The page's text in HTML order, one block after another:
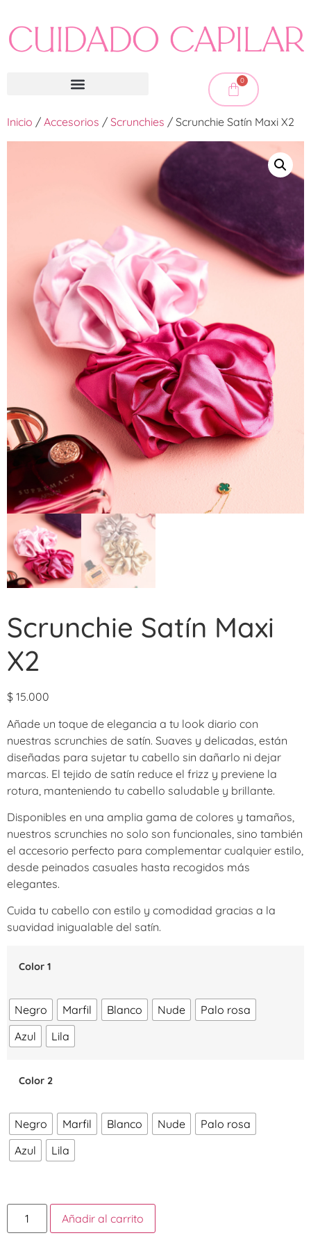
0
Inicio / Accesorios / Scrunchies / Scrunchie Satín Maxi X2
Scrunchie Satín Maxi
X2
$ 15.000
Añade un toque de elegancia a tu look diario con
nuestras scrunchies de satín. Suaves y delicadas, están
diseñadas para sujetar tu cabello sin dañarlo ni dejar
marcas. El tejido de satín reduce el frizz y previene la
rotura, manteniendo tu cabello saludable y brillante.
Disponibles en una amplia gama de colores y tamaños,
nuestros scrunchies no solo son funcionales, sino también
el accesorio perfecto para complementar cualquier estilo,
desde peinados casuales hasta recogidos más
elegantes.
Cuida tu cabello con estilo y comodidad gracias a la
suavidad inigualable del satín.
Color 1
Negro Marfil Blanco Nude
Palo rosa
Azul
Lila
Color 2
Negro Marfil Blanco Nude
Palo rosa
Azul
Lila
Añadir al carrito